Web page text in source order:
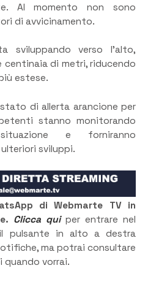
Al momento non sono
di avvicinamento.
sviluppando verso l’alto,
centinaia di metri, riducendo
estese.
stato di allerta arancione per
stanno monitorando
e forniranno
sviluppi.
di Webmarte TV in
Clicca quiper entrare nel
pulsante in alto a destra
ma potrai consultare
vorrai.